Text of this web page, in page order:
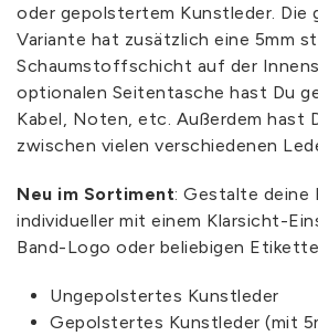
oder gepolstertem Kunstleder. Die
Variante hat zusätzlich eine 5mm
Schaumstoffschicht auf der
optionalen Seitentasche hast Du
Kabel, Noten, etc. Außerdem hast
zwischen vielen verschiedenen
Neu im Sortiment: Gestalte deine
individueller mit einem Klarsicht-
Band-Logo oder beliebigen
Ungepolstertes Kunstleder
Gepolstertes Kunstleder (mit